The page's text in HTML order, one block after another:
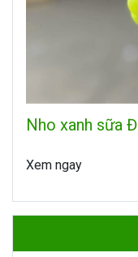
Nho xanh sữa
Xem ngay